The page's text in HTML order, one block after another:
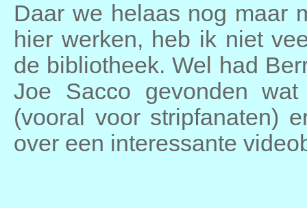
Daar we helaas nog maar
hier werken, heb ik niet
de bibliotheek. Wel had
Joe Sacco gevonden
(vooral voor stripfanaten)
over een interessante